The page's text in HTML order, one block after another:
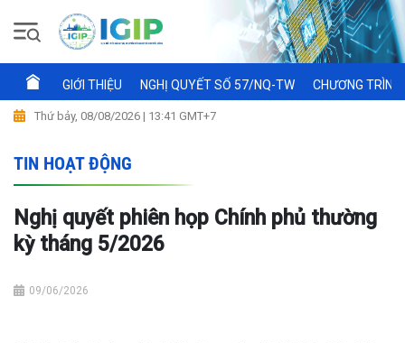
GIỚI THIỆU NGHỊ QUYẾT SỐ 57/NQ-TW CHƯƠNG
Thứ bảy, 08/08/2026 | 13:41 GMT+7
TIN HOẠT ĐỘNG
Nghị quyết phiên họp Chính phủ thường
kỳ tháng 5/2026
09/06/2026